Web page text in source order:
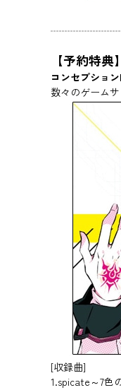
【予約特典】
コンセプショ
数々のゲーム
[収録曲]
1.spicate～7色